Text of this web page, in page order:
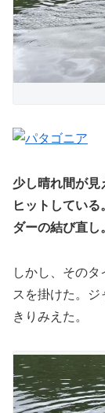
少し晴れ間が見
ヒットしてい
ダーの結び直し
しかし、その
スを掛けた。
きりみえた。